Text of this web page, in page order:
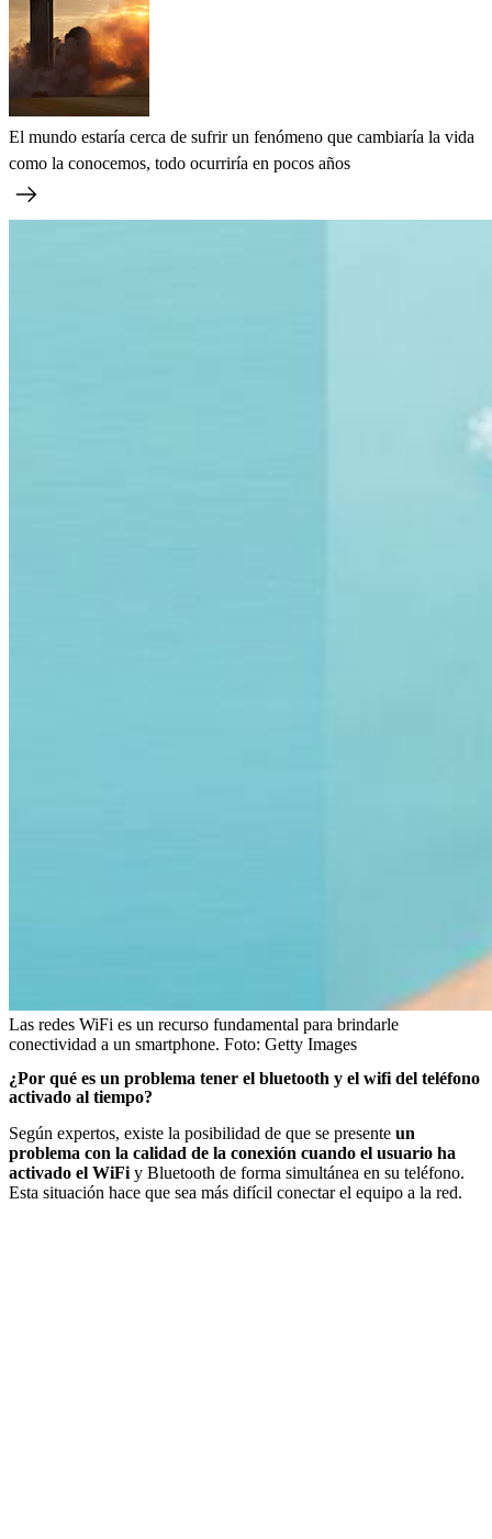
El mundo estaría cerca de sufrir un fenómeno que cambiaría la vida
como la conocemos, todo ocurriría en pocos años
Las redes WiFi es un recurso fundamental para brindarle
conectividad a un smartphone. Foto: Getty Images
¿Por qué es un problema tener el bluetooth y el wifi del teléfono
activado al tiempo?
Según expertos, existe la posibilidad de que se presente un
problema con la calidad de la conexión cuando el usuario ha
activado el WiFi y Bluetooth de forma simultánea en su teléfono.
Esta situación hace que sea más difícil conectar el equipo a la red.